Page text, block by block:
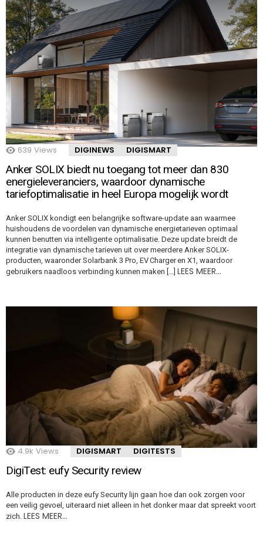
639 Views DIGINEWS DIGISMART
Anker SOLIX biedt nu toegang tot meer dan 830
energieleveranciers, waardoor dynamische
tariefoptimalisatie in heel Europa mogelijk wordt
Anker SOLIX kondigt een belangrijke software-update aan waarmee
huishoudens de voordelen van dynamische energietarieven optimaal
kunnen benutten via intelligente optimalisatie. Deze update breidt de
integratie van dynamische tarieven uit over meerdere Anker SOLIX-
producten, waaronder Solarbank 3 Pro, EV Charger en X1, waardoor
gebruikers naadloos verbinding kunnen maken […] LEES MEER…
4.9k Views DIGISMART DIGITESTS
DigiTest: eufy Security review
Alle producten in deze eufy Security lijn gaan hoe dan ook zorgen voor
een veilig gevoel, uiteraard niet alleen in het donker maar dat spreekt voort
zich. LEES MEER…